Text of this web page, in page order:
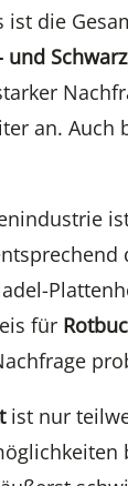
ist die
und
an. Auch
für
ist nur